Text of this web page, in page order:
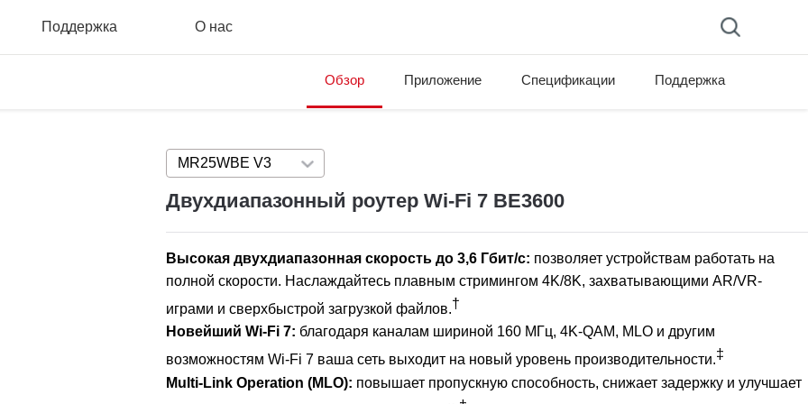
Поддержка О нас
Обзор Приложение Спецификации Поддержка
MR25WBE V3Press enter to open version list
Двухдиапазонный роутер Wi-Fi 7 BE3600
Высокая двухдиапазонная скорость до 3,6 Гбит/с: позволяет устройствам работать на
полной скорости. Наслаждайтесь плавным стримингом 4K/8K, захватывающими AR/VR-
играми и сверхбыстрой загрузкой файлов.†
Новейший Wi-Fi 7: благодаря каналам шириной 160 МГц, 4K-QAM, MLO и другим
возможностям Wi-Fi 7 ваша сеть выходит на новый уровень производительности.‡
Multi-Link Operation (MLO): повышает пропускную способность, снижает задержку и улучшает